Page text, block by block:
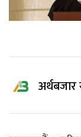
अर्थबजार